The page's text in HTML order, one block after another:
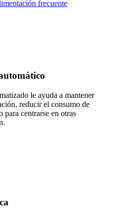
frecuente
le ayuda a mantener
reducir el consumo de
centrarse en otras